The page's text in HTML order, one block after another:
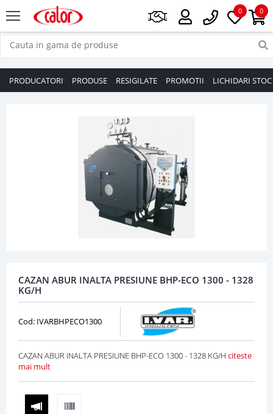
0
0
PRODUCATORI PRODUSE RESIGILATE PROMOTII LICHIDARI STOC
CAZAN ABUR INALTA PRESIUNE BHP-ECO 1300 - 1328
KG/H
Cod: IVARBHPECO1300
CAZAN ABUR INALTA PRESIUNE BHP-ECO 1300 - 1328 KG/H citeste
mai mult